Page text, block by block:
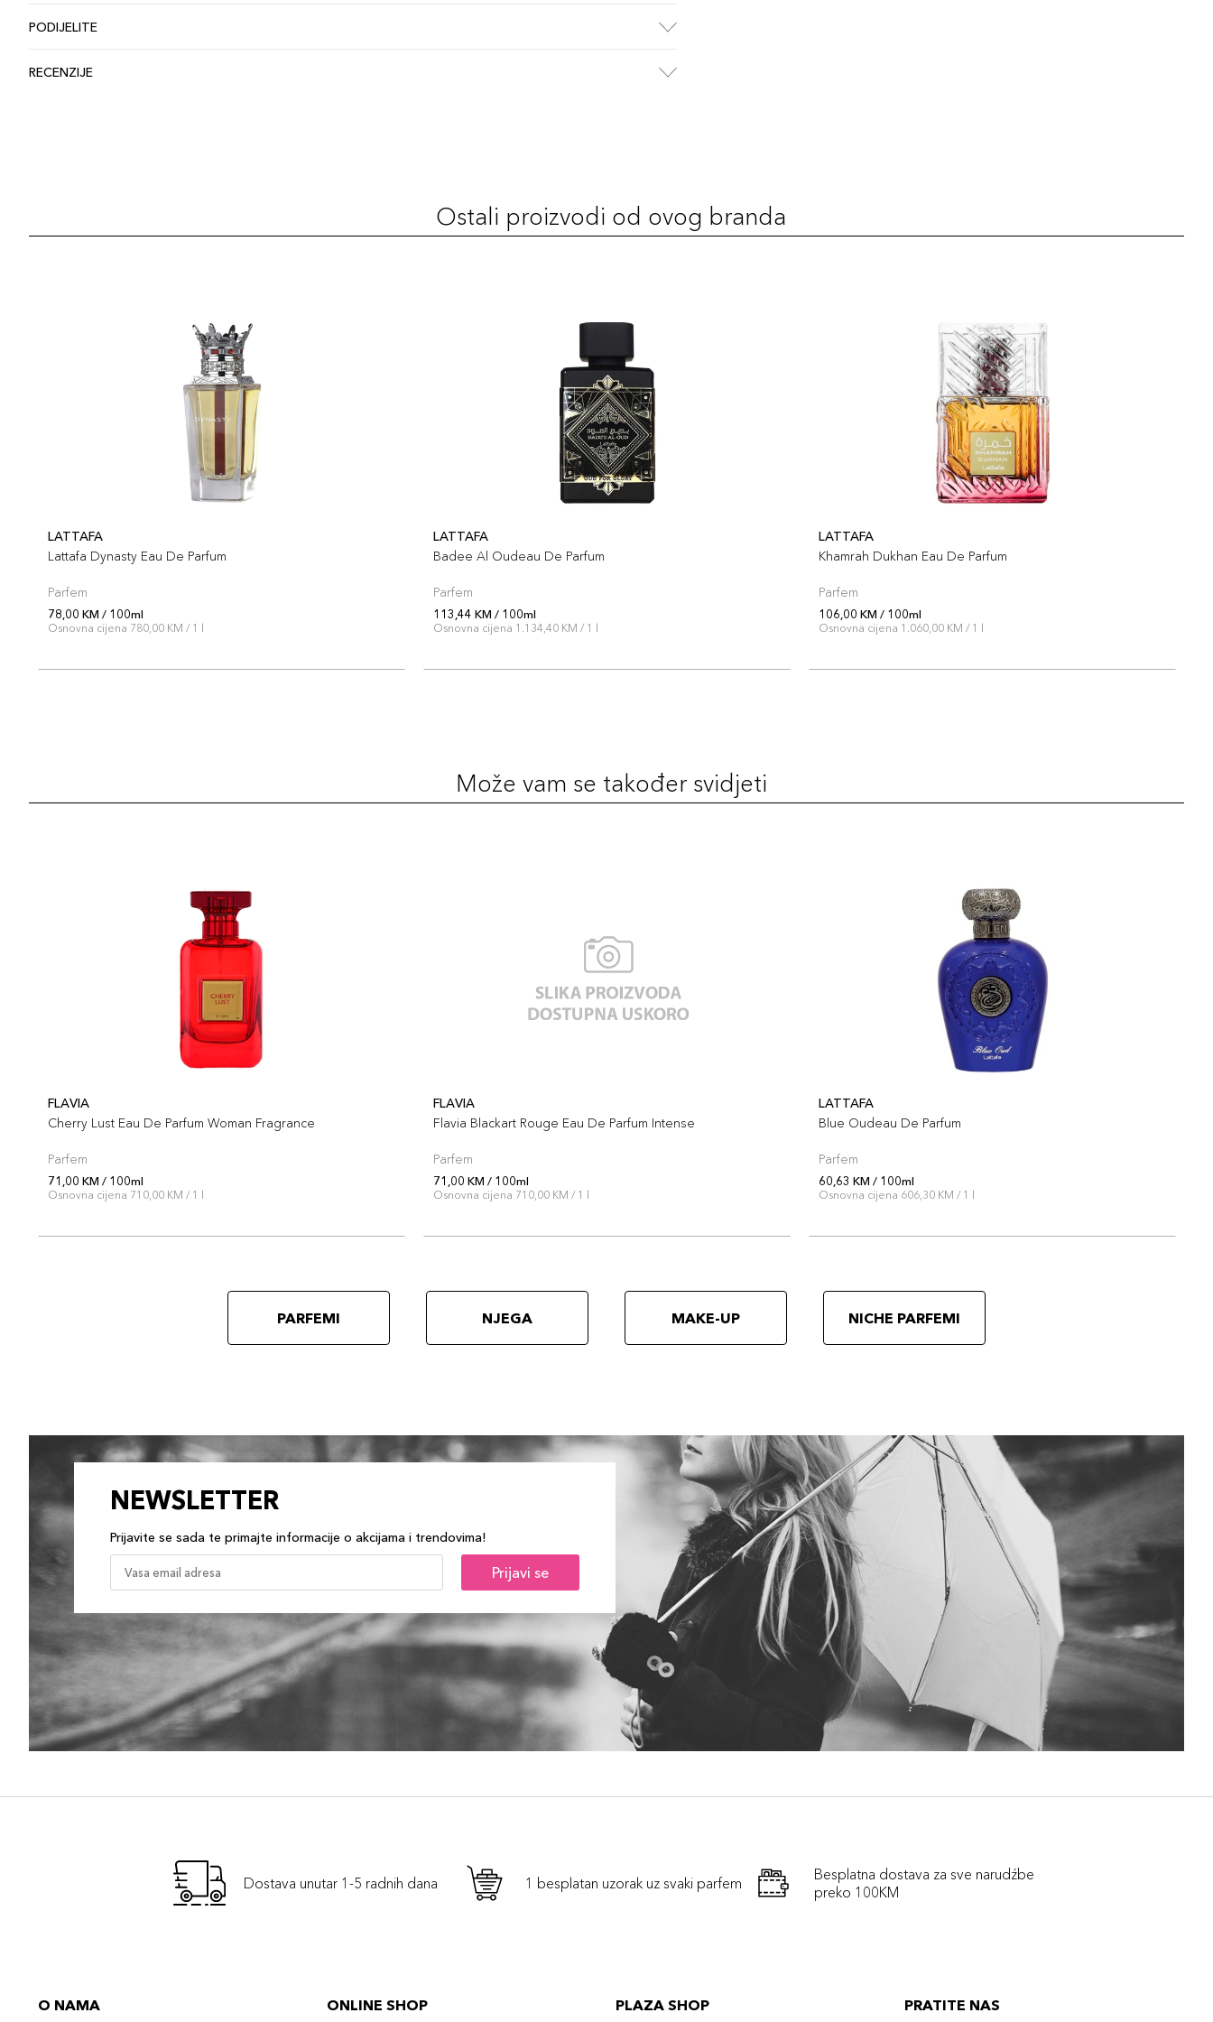
PODIJELITE
RECENZIJE
Ostali proizvodi od ovog branda
LATTAFA
Lattafa Dynasty Eau De Parfum
Parfem
78,00 KM / 100ml
Osnovna cijena 780,00 KM / 1 l
LATTAFA
Badee Al Oudeau De Parfum
Parfem
113,44 KM / 100ml
Osnovna cijena 1.134,40 KM / 1 l
LATTAFA
Khamrah Dukhan Eau De Parfum
Parfem
106,00 KM / 100ml
Osnovna cijena 1.060,00 KM / 1 l
Može vam se također svidjeti
FLAVIA
Cherry Lust Eau De Parfum Woman Fragrance
Parfem
71,00 KM / 100ml
Osnovna cijena 710,00 KM / 1 l
FLAVIA
Flavia Blackart Rouge Eau De Parfum Intense
Parfem
71,00 KM / 100ml
Osnovna cijena 710,00 KM / 1 l
LATTAFA
Blue Oudeau De Parfum
Parfem
60,63 KM / 100ml
Osnovna cijena 606,30 KM / 1 l
PARFEMI NJEGA MAKE-UP NICHE PARFEMI
NEWSLETTER
Prijavite se sada te primajte informacije o akcijama i trendovima!
Prijavi se
Dostava unutar 1-5 radnih dana 1 besplatan uzorak uz svaki parfem
Besplatna dostava za sve narudźbe
preko 100KM
O NAMA ONLINE SHOP PLAZA SHOP PRATITE NAS